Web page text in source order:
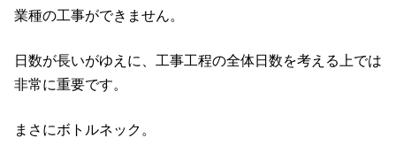
業種の工事ができません。
日数が長いがゆえに、工事工程の全体日数を考える上では
非常に重要です。
まさにボトルネック。